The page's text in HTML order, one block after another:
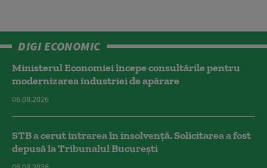
DIGI ECONOMIC
Ministerul Economiei începe consultările pentru
modernizarea industriei de apărare
06.08.2026
STB a cerut intrarea în insolvență. Solicitarea a fost
depusă la Tribunalul București